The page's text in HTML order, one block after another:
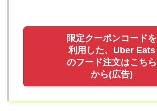
限定クーポンコードを
利用した、Uber Eats
のフード注文はこちら
から(広告)